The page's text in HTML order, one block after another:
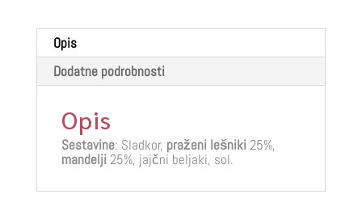
Opis
Dodatne podrobnosti
Opis
Sestavine: Sladkor, praženi lešniki 25%,
mandelji 25%, jajčni beljaki, sol.